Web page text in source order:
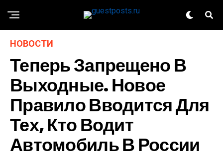
НОВОСТИ
Теперь Запрещено В
Выходные. Новое
Правило Вводится Для
Тех, Кто Водит
Автомобиль В России